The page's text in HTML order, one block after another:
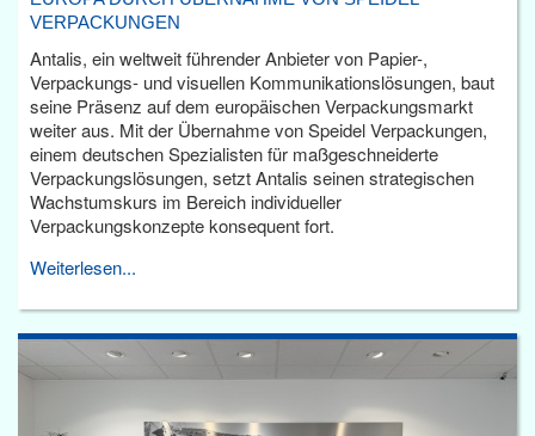
VERPACKUNGEN
Antalis, ein weltweit führender Anbieter von Papier-,
Verpackungs- und visuellen Kommunikationslösungen, baut
seine Präsenz auf dem europäischen Verpackungsmarkt
weiter aus. Mit der Übernahme von Speidel Verpackungen,
einem deutschen Spezialisten für maßgeschneiderte
Verpackungslösungen, setzt Antalis seinen strategischen
Wachstumskurs im Bereich individueller
Verpackungskonzepte konsequent fort.
Weiterlesen...